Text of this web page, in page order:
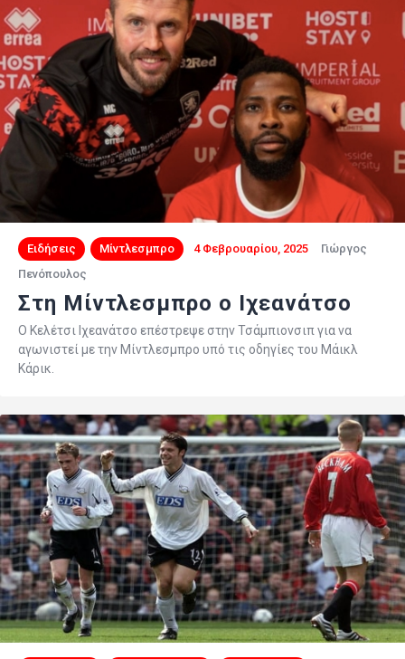
Ειδήσεις Μίντλεσμπρο 4 Φεβρουαρίου, 2025
Γιώργος
Πενόπουλος
Στη Μίντλεσμπρο ο Ιχεανάτσο
Ο Κελέτσι Ιχεανάτσο επέστρεψε στην Τσάμπιονσιπ για να
αγωνιστεί με την Μίντλεσμπρο υπό τις οδηγίες του Μάικλ
Κάρικ.